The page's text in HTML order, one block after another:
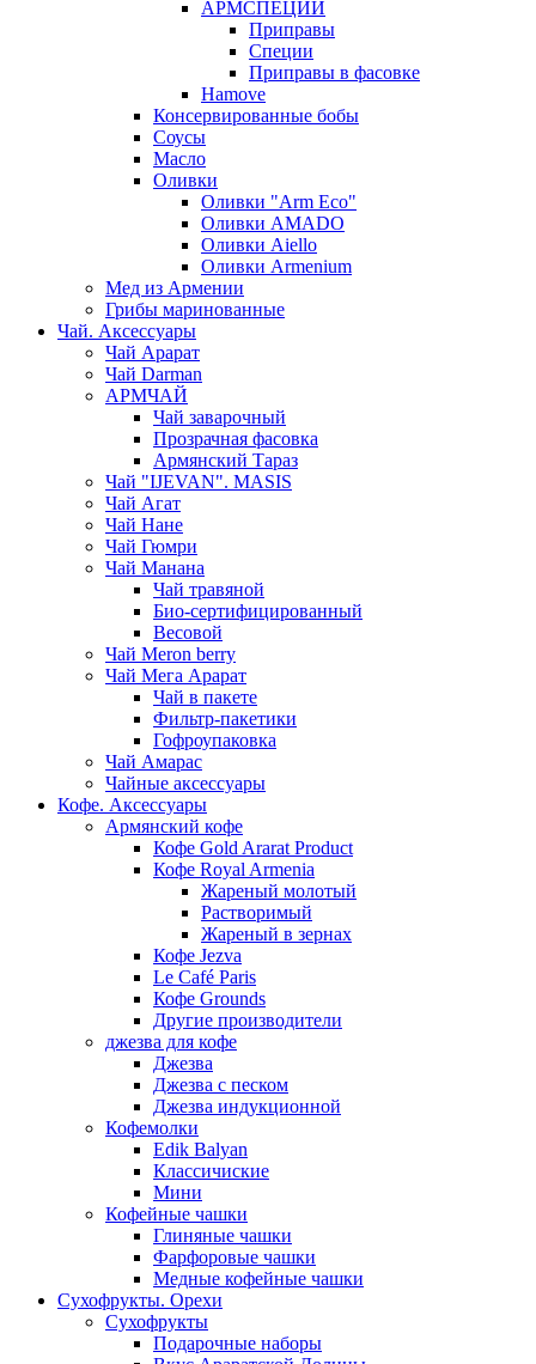
АРМСПЕЦИИ
Приправы
Специи
Приправы в фасовке
Hamove
Консервированные бобы
Соусы
Масло
Оливки
Оливки "Arm Eco"
Оливки AMADO
Оливки Aiello
Оливки Armenium
Мед из Армении
Грибы маринованные
Чай. Аксессуары
Чай Арарат
Чай Darman
АРМЧАЙ
Чай заварочный
Прозрачная фасовка
Армянский Тараз
Чай "IJEVAN". MASIS
Чай Агат
Чай Нане
Чай Гюмри
Чай Манана
Чай травяной
Био-сертифицированный
Весовой
Чай Meron berry
Чай Мега Арарат
Чай в пакете
Фильтр-пакетики
Гофроупаковка
Чай Амарас
Чайные аксессуары
Кофе. Аксессуары
Армянский кофе
Кофе Gold Ararat Product
Кофе Royal Armenia
Жареный молотый
Растворимый
Жареный в зернах
Кофе Jezva
Le Café Paris
Кофе Grounds
Другие производители
джезва для кофе
Джезва
Джезва с песком
Джезва индукционной
Кофемолки
Edik Balyan
Классичиские
Мини
Кофейные чашки
Глиняные чашки
Фарфоровые чашки
Медные кофейные чашки
Сухофрукты. Орехи
Сухофрукты
Подарочные наборы